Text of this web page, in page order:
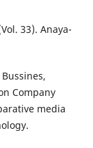
33). Anaya-
Company
media